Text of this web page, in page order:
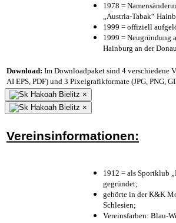
1978 =
„Austria-Tabak“
1999 = offiziell
1999 = Neugründung
Hainburg an der
Download: Im Downloadpaket sind 4 verschiedene
AI EPS, PDF) und 3 Pixelgrafikformate (JPG, PNG,
×
×
Vereinsinformationen:
1912 = als Sportklub
gegründet;
gehörte in der K&K
Schlesien;
Vereinsfarben: Blau-